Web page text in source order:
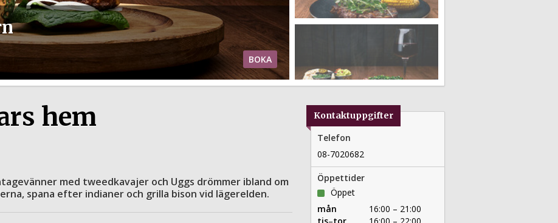
BOKA
hem
med tweedkavajer och Uggs drömmer ibland om
spana efter indianer och grilla bison vid lägerelden.
Kontaktuppgifter
Telefon
08-7020682
Öppettider
Öppet
mån
16:00 – 21:00